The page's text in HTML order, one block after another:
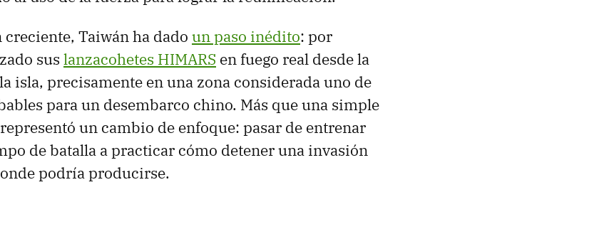
creciente, Taiwán ha dado un paso inédito: por
sus lanzacohetes HIMARS en fuego real desde la
isla, precisamente en una zona considerada uno de
para un desembarco chino. Más que una simple
un cambio de enfoque: pasar de entrenar
de batalla a practicar cómo detener una invasión
podría producirse.